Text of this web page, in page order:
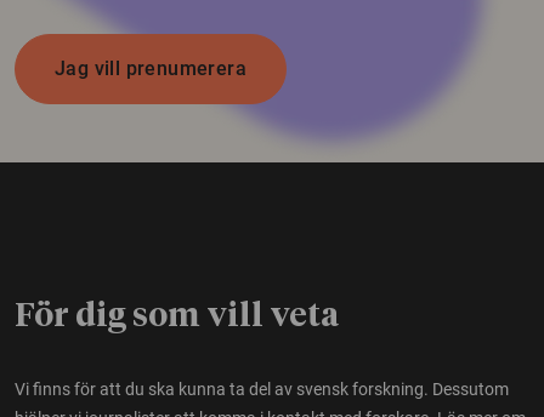
Jag vill prenumerera
För dig som vill veta
Vi finns för att du ska kunna ta del av svensk forskning. Dessutom